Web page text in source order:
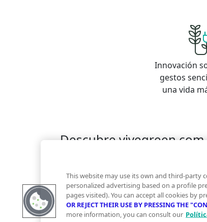
Innovación
gestos
una vida
Descubre vivegreen.com
Financiación
This website may use its own and third-party
personalized advertising based on a profile
pages visited). You can accept all cookies by
OR REJECT THEIR USE BY PRESSING THE
more information, you can consult our